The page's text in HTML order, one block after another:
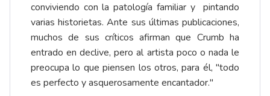
conviviendo con la patología familiar y pintando
varias historietas. Ante sus últimas publicaciones,
muchos de sus críticos afirman que Crumb ha
entrado en declive, pero al artista poco o nada le
preocupa lo que piensen los otros, para él, "todo
es perfecto y asquerosamente encantador."